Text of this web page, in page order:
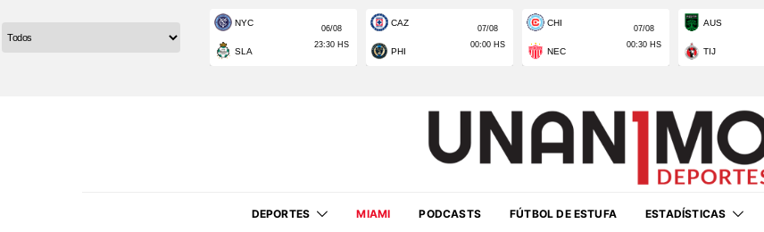
DEPORTES MIAMI PODCASTS FÚTBOL DE ESTUFA ESTADÍSTICAS